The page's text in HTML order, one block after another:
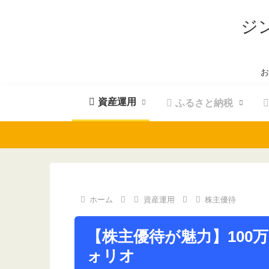
ジ
資産運用 ふるさと納税
ホーム 資産運用 株主優待
【株主優待が魅力】100
ォリオ